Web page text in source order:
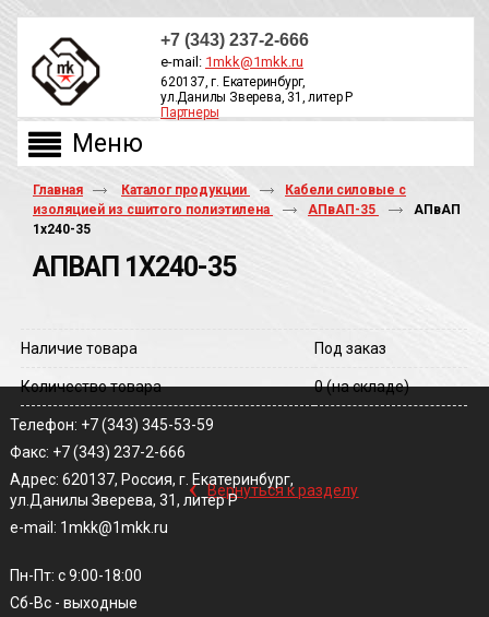
+7 (343) 237-2-666
e-mail: 1mkk@1mkk.ru
620137, г. Екатеринбург,
ул.Данилы Зверева, 31, литер Р
Партнеры
Главная Каталог продукции
Кабели силовые с
изоляцией из сшитого полиэтилена
АПвАП-35
АПвАП
1х240-35
АПВАП 1Х240-35
Наличие товара Под заказ
Количество товара 0(на складе)
‹ Вернуться к разделу
Телефон: +7 (343) 345-53-59
Факс: +7 (343) 237-2-666
Адрес: 620137, Россия, г. Екатеринбург,
ул.Данилы Зверева, 31, литер Р
e-mail: 1mkk@1mkk.ru
Пн-Пт: с 9:00-18:00
Сб-Вс - выходные